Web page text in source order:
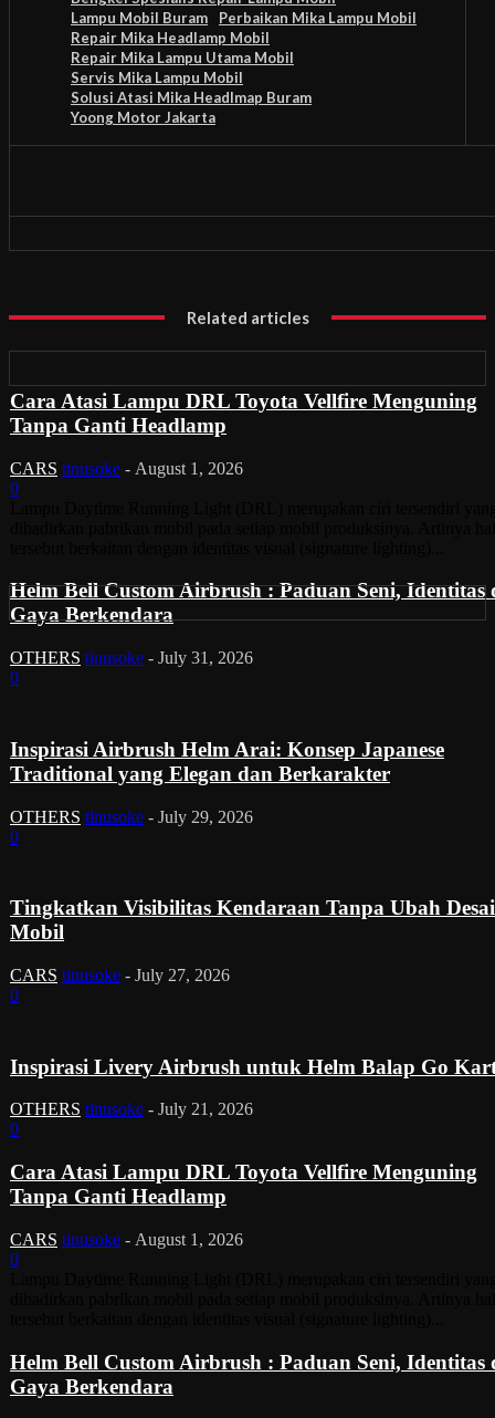
Lampu Mobil Buram
Perbaikan Mika Lampu Mobil
Repair Mika Headlamp Mobil
Repair Mika Lampu Utama Mobil
Servis Mika Lampu Mobil
Solusi Atasi Mika Headlmap Buram
Yoong Motor Jakarta
Related articles
Cara Atasi Lampu DRL Toyota Vellfire Menguning
Tanpa Ganti Headlamp
CARS tinusoke - August 1, 2026
0
Helm Bell Custom Airbrush : Paduan Seni, Identitas
Gaya Berkendara
OTHERS tinusoke - July 31, 2026
0
Inspirasi Airbrush Helm Arai: Konsep Japanese
Traditional yang Elegan dan Berkarakter
OTHERS tinusoke - July 29, 2026
0
Tingkatkan Visibilitas Kendaraan Tanpa Ubah
Mobil
CARS tinusoke - July 27, 2026
0
Inspirasi Livery Airbrush untuk Helm Balap Go
OTHERS tinusoke - July 21, 2026
0
Cara Atasi Lampu DRL Toyota Vellfire Menguning
Tanpa Ganti Headlamp
CARS tinusoke - August 1, 2026
0
Helm Bell Custom Airbrush : Paduan Seni, Identitas
Gaya Berkendara